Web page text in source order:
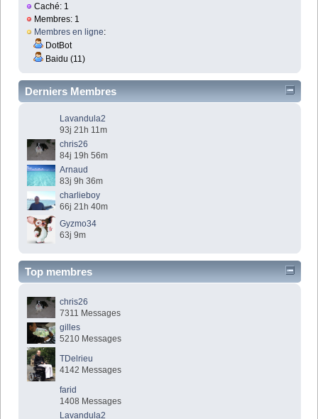
Caché: 1
Membres: 1
Membres en ligne:
DotBot
Baidu (11)
Derniers Membres
Lavandula2
93j 21h 11m
chris26
84j 19h 56m
Arnaud
83j 9h 36m
charlieboy
66j 21h 40m
Gyzmo34
63j 9m
Top membres
chris26
7311 Messages
gilles
5210 Messages
TDelrieu
4142 Messages
farid
1408 Messages
Lavandula2